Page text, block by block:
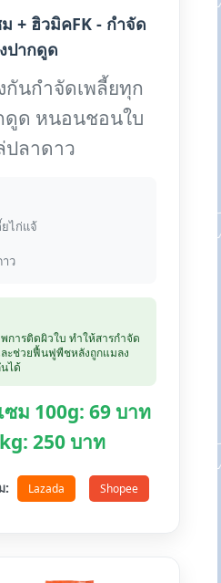
+ ฮิวมิคFK - กำจัด
ปากดูด
นกำจัดเพลี้ยทุก
ด หนอนชอนใบ
ปลาดาว
ยไก่แจ้
ว
การติดผิวใบ ทำให้สารกำจัด
ะช่วยฟื้นฟูพืชหลังถูกแมลง
ได้
ม 100g: 69 บาท
250 บาท
: Lazada Shopee